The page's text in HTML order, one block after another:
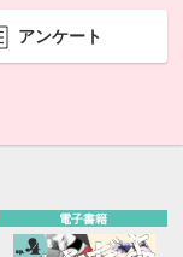
アンケート
電子書籍